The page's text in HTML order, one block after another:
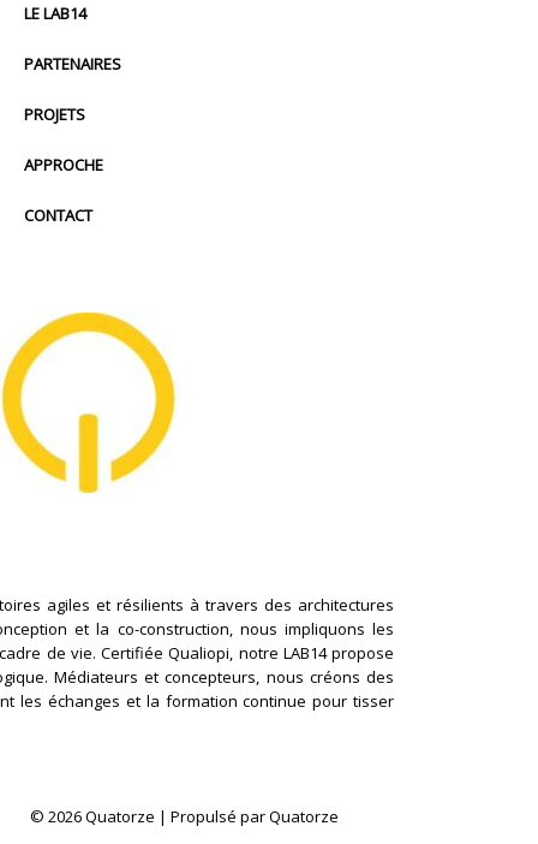
LE LAB14
PARTENAIRES
PROJETS
APPROCHE
CONTACT
agiles et résilients à travers des architectures
et la co-construction, nous impliquons les
de vie. Certifiée Qualiopi, notre LAB14 propose
Médiateurs et concepteurs, nous créons des
les échanges et la formation continue pour tisser
© 2026 Quatorze | Propulsé par Quatorze